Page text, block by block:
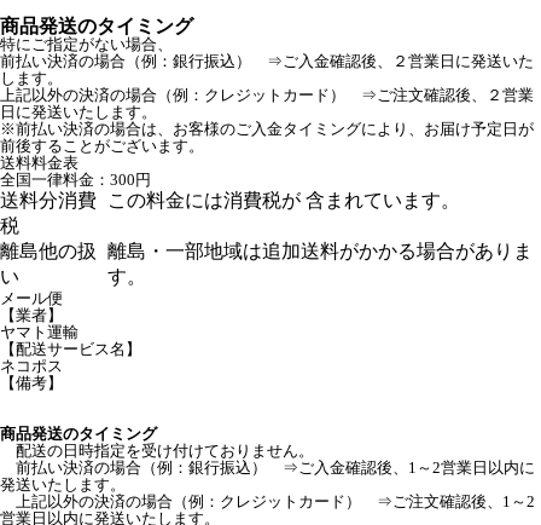
商品発送のタイミング
特にご指定がない場合、
前払い決済の場合（例：銀行振込） ⇒ご入金確認後、２営業日に発送いた
します。
上記以外の決済の場合（例：クレジットカード） ⇒ご注文確認後、２営業
日に発送いたします。
※前払い決済の場合は、お客様のご入金タイミングにより、お届け予定日が
前後することがございます。
送料料金表
全国一律料金：300円
送料分消費
税
この料金には消費税が 含まれています。
離島他の扱
い
離島・一部地域は追加送料がかかる場合がありま
す。
メール便
【業者】
ヤマト運輸
【配送サービス名】
ネコポス
【備考】
商品発送のタイミング
配送の日時指定を受け付けておりません。
前払い決済の場合（例：銀行振込） ⇒ご入金確認後、1～2営業日以内に
発送いたします。
上記以外の決済の場合（例：クレジットカード） ⇒ご注文確認後、1～2
営業日以内に発送いたします。